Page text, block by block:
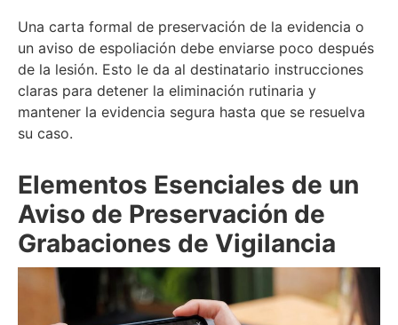
Una carta formal de preservación de la evidencia o
un aviso de espoliación debe enviarse poco después
de la lesión. Esto le da al destinatario instrucciones
claras para detener la eliminación rutinaria y
mantener la evidencia segura hasta que se resuelva
su caso.
Elementos Esenciales de un
Aviso de Preservación de
Grabaciones de Vigilancia